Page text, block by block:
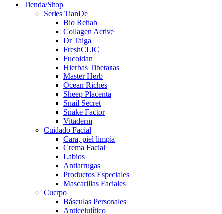
Tienda/Shop
Series TianDe
Bio Rehab
Collagen Active
Dr Taiga
FreshCLIC
Fucoidan
Hierbas Tibetanas
Master Herb
Ocean Riches
Sheep Placenta
Snail Secret
Snake Factor
Vitaderm
Cuidado Facial
Cara, piel limpia
Crema Facial
Labios
Antiarrugas
Productos Especiales
Mascarillas Faciales
Cuerpo
Básculas Personales
Anticelulítico